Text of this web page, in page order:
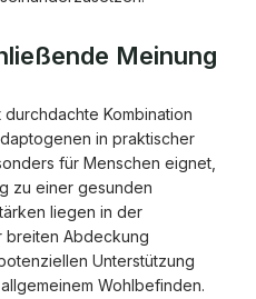
Meinung
Kombination
in praktischer
für Menschen eignet,
zu einer gesunden
liegen in der
breiten Abdeckung
Unterstützung
Wohlbefinden.